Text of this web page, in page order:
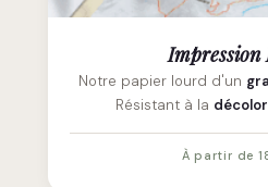
Impression
Notre papier lourd d'un
Résistant à la
À partir de